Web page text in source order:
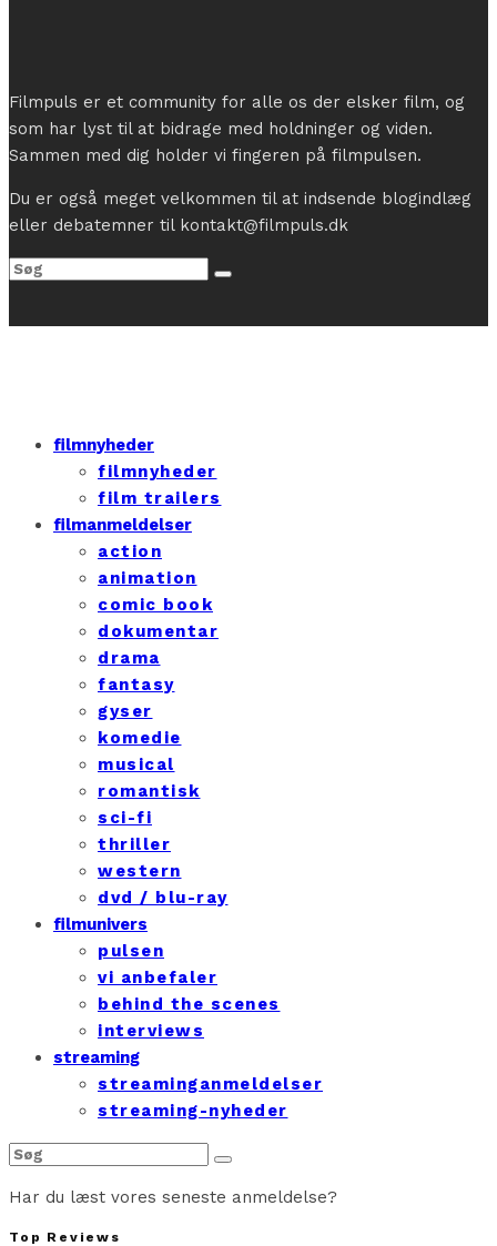
Filmpuls er et community for alle os der elsker film, og
som har lyst til at bidrage med holdninger og viden.
Sammen med dig holder vi fingeren på filmpulsen.
Du er også meget velkommen til at indsende blogindlæg
eller debatemner til kontakt@filmpuls.dk
filmnyheder
filmnyheder
film trailers
filmanmeldelser
action
animation
comic book
dokumentar
drama
fantasy
gyser
komedie
musical
romantisk
sci-fi
thriller
western
dvd / blu-ray
filmunivers
pulsen
vi anbefaler
behind the scenes
interviews
streaming
streaminganmeldelser
streaming-nyheder
Har du læst vores seneste anmeldelse?
Top Reviews